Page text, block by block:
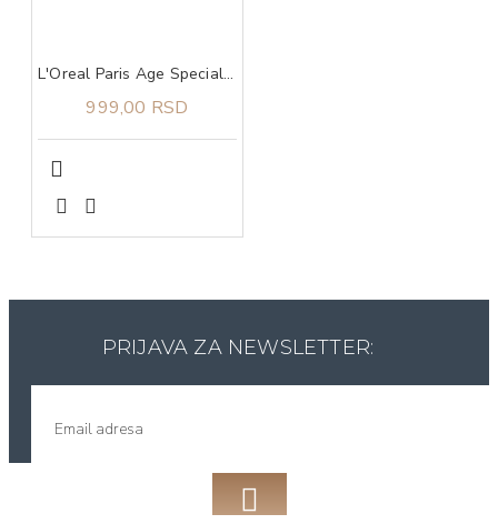
L'Oreal Paris Age Specialist 55+ krema protiv bora za predeo oko očiju 15 ml
999,00 RSD
PRIJAVA ZA NEWSLETTER: